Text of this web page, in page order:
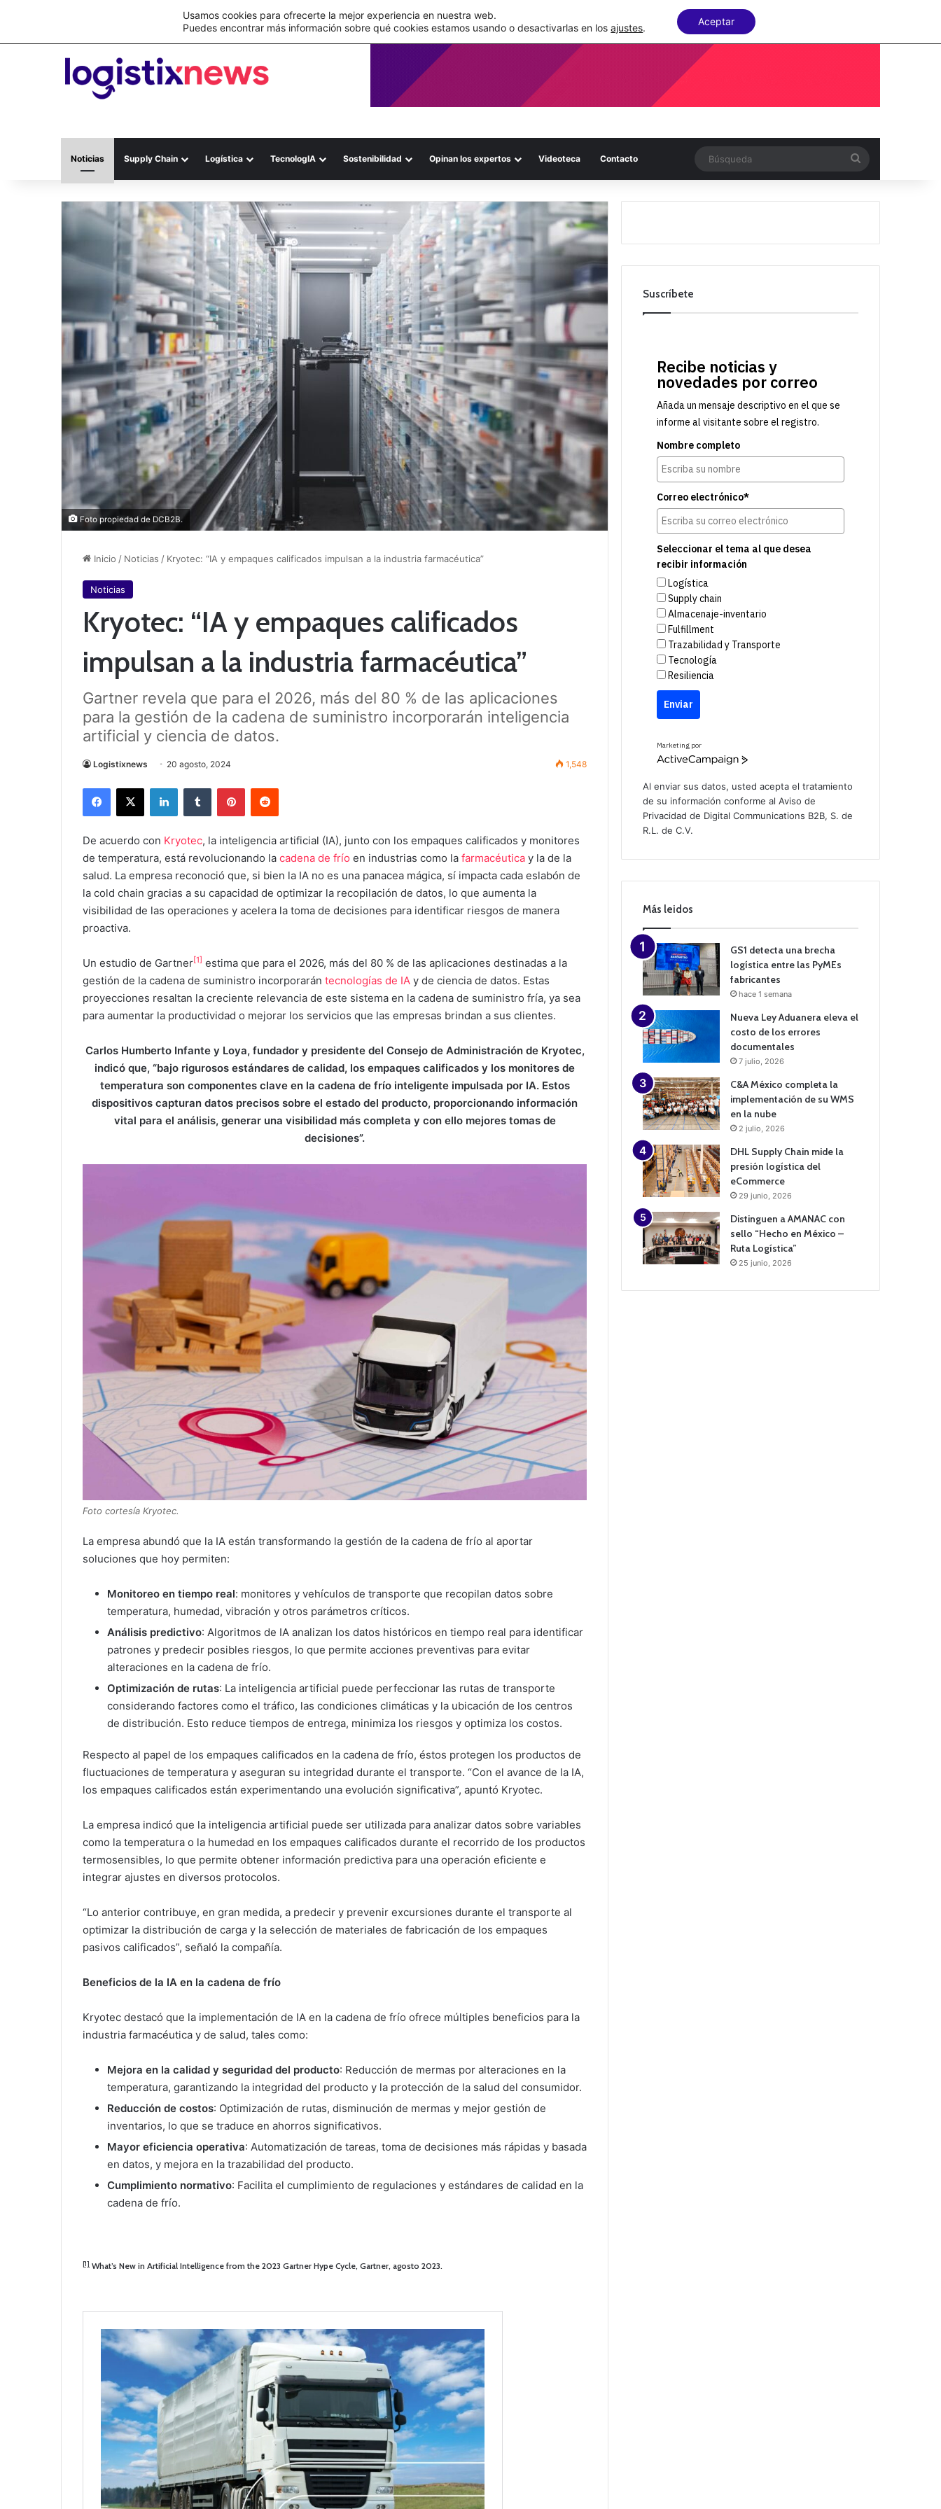
C&A México completa la implementación de su WMS en la nube
Noticias Supply Chain Logística TecnologIA Sostenibilidad Opinan los expertos Videoteca Contacto
Foto propiedad de DCB2B.
Inicio / Noticias / Kryotec: “IA y empaques calificados impulsan a la industria farmacéutica”
Noticias
Kryotec: “IA y empaques calificados
impulsan a la industria farmacéutica”
Gartner revela que para el 2026, más del 80 % de las aplicaciones
para la gestión de la cadena de suministro incorporarán inteligencia
artificial y ciencia de datos.
Logistixnews 20 agosto, 2024 1,548
De acuerdo con Kryotec, la inteligencia artificial (IA), junto con los empaques calificados y monitores
de temperatura, está revolucionando la cadena de frío en industrias como la farmacéutica y la de la
salud. La empresa reconoció que, si bien la IA no es una panacea mágica, sí impacta cada eslabón de
la cold chain gracias a su capacidad de optimizar la recopilación de datos, lo que aumenta la
visibilidad de las operaciones y acelera la toma de decisiones para identificar riesgos de manera
proactiva.
Un estudio de Gartner[1] estima que para el 2026, más del 80 % de las aplicaciones destinadas a la
gestión de la cadena de suministro incorporarán tecnologías de IA y de ciencia de datos. Estas
proyecciones resaltan la creciente relevancia de este sistema en la cadena de suministro fría, ya sea
para aumentar la productividad o mejorar los servicios que las empresas brindan a sus clientes.
Carlos Humberto Infante y Loya, fundador y presidente del Consejo de Administración de Kryotec,
indicó que, “bajo rigurosos estándares de calidad, los empaques calificados y los monitores de
temperatura son componentes clave en la cadena de frío inteligente impulsada por IA. Estos
dispositivos capturan datos precisos sobre el estado del producto, proporcionando información
vital para el análisis, generar una visibilidad más completa y con ello mejores tomas de
decisiones”.
Foto cortesía Kryotec.
La empresa abundó que la IA están transformando la gestión de la cadena de frío al aportar
soluciones que hoy permiten:
Monitoreo en tiempo real: monitores y vehículos de transporte que recopilan datos sobre
temperatura, humedad, vibración y otros parámetros críticos.
Análisis predictivo: Algoritmos de IA analizan los datos históricos en tiempo real para identificar
patrones y predecir posibles riesgos, lo que permite acciones preventivas para evitar
alteraciones en la cadena de frío.
Optimización de rutas: La inteligencia artificial puede perfeccionar las rutas de transporte
considerando factores como el tráfico, las condiciones climáticas y la ubicación de los centros
de distribución. Esto reduce tiempos de entrega, minimiza los riesgos y optimiza los costos.
Respecto al papel de los empaques calificados en la cadena de frío, éstos protegen los productos de
fluctuaciones de temperatura y aseguran su integridad durante el transporte. “Con el avance de la IA,
los empaques calificados están experimentando una evolución significativa”, apuntó Kryotec.
La empresa indicó que la inteligencia artificial puede ser utilizada para analizar datos sobre variables
como la temperatura o la humedad en los empaques calificados durante el recorrido de los productos
termosensibles, lo que permite obtener información predictiva para una operación eficiente e
integrar ajustes en diversos protocolos.
“Lo anterior contribuye, en gran medida, a predecir y prevenir excursiones durante el transporte al
optimizar la distribución de carga y la selección de materiales de fabricación de los empaques
pasivos calificados”, señaló la compañía.
Beneficios de la IA en la cadena de frío
Kryotec destacó que la implementación de IA en la cadena de frío ofrece múltiples beneficios para la
industria farmacéutica y de salud, tales como:
Mejora en la calidad y seguridad del producto: Reducción de mermas por alteraciones en la
temperatura, garantizando la integridad del producto y la protección de la salud del consumidor.
Reducción de costos: Optimización de rutas, disminución de mermas y mejor gestión de
inventarios, lo que se traduce en ahorros significativos.
Mayor eficiencia operativa: Automatización de tareas, toma de decisiones más rápidas y basada
en datos, y mejora en la trazabilidad del producto.
Cumplimiento normativo: Facilita el cumplimiento de regulaciones y estándares de calidad en la
cadena de frío.
[1] What’s New in Artificial Intelligence from the 2023 Gartner Hype Cycle, Gartner, agosto 2023.
Suscríbete
Recibe noticias y
novedades por correo
Añada un mensaje descriptivo en el que se
informe al visitante sobre el registro.
Nombre completo
Correo electrónico*
Seleccionar el tema al que desea
recibir información
Logística
Supply chain
Almacenaje-inventario
Fulfillment
Trazabilidad y Transporte
Tecnología
Resiliencia
Enviar
Marketing por
A
v
e
p
i
n
Al enviar sus datos, usted acepta el tratamiento
de su información conforme alAviso de
Privacidad de Digital Communications B2B, S. de
R.L. de C.V.
Más leidos
GS1 detecta una brecha
logística entre las PyMEs
fabricantes
hace 1 semana
Nueva Ley Aduanera eleva el
costo de los errores
documentales
7 julio, 2026
C&A México completa la
implementación de su WMS
en la nube
2 julio, 2026
DHL Supply Chain mide la
presión logística del
eCommerce
29 junio, 2026
Distinguen a AMANAC con
sello “Hecho en México –
Ruta Logística”
25 junio, 2026
Usamos cookies para ofrecerte la mejor experiencia en nuestra web.
Puedes encontrar más información sobre qué cookies estamos usando o desactivarlas en losajustes.
Aceptar